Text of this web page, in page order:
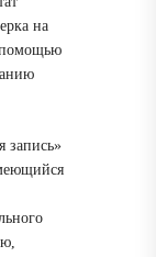
на
помощью
запись»